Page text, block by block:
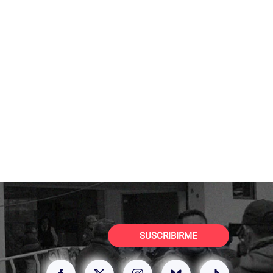
SUSCRIBIRME